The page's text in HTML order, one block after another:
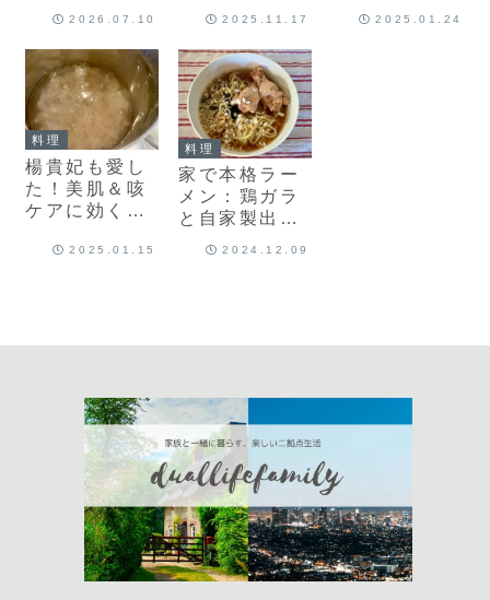
2026.07.10
かスープ8品
2025.11.17
選（旬の時期
2025.01.24
料理
楊貴妃も愛し
た！美肌＆咳
ケアに効く白
力と簡単レシ
2025.01.15
料理
家で本格ラー
メン：鶏ガラ
と自家製出汁
2024.12.09